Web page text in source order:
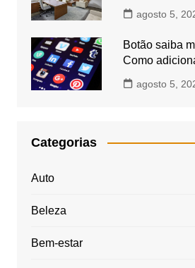
agosto 5,
Botão saiba
Como
agosto 5,
Categorias
Auto
Beleza
Bem-estar